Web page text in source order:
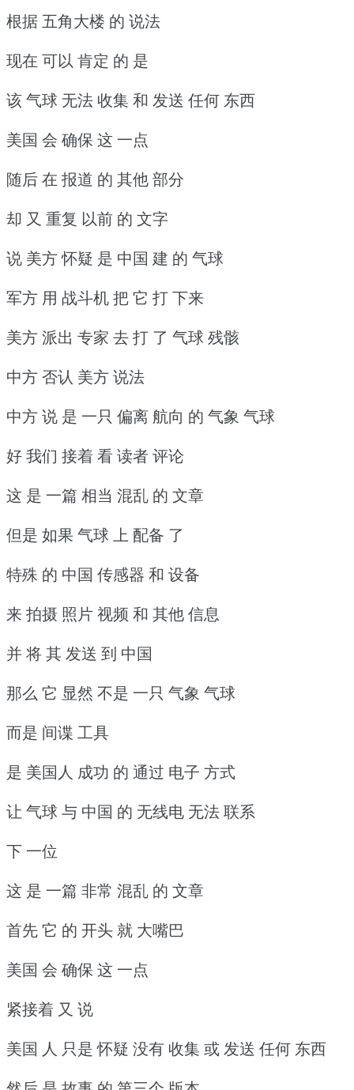
根据 五角大楼 的 说法
现在 可以 肯定 的 是
该 气球 无法 收集 和 发送 任何 东西
美国 会 确保 这 一点
随后 在 报道 的 其他 部分
却 又 重复 以前 的 文字
说 美方 怀疑 是 中国 建 的 气球
军方 用 战斗机 把 它 打 下来
美方 派出 专家 去 打 了 气球 残骸
中方 否认 美方 说法
中方 说 是 一只 偏离 航向 的 气象 气球
好 我们 接着 看 读者 评论
这 是 一篇 相当 混乱 的 文章
但是 如果 气球 上 配备 了
特殊 的 中国 传感器 和 设备
来 拍摄 照片 视频 和 其他 信息
并 将 其 发送 到 中国
那么 它 显然 不是 一只 气象 气球
而是 间谍 工具
是 美国人 成功 的 通过 电子 方式
让 气球 与 中国 的 无线电 无法 联系
下 一位
这 是 一篇 非常 混乱 的 文章
首先 它 的 开头 就 大嘴巴
美国 会 确保 这 一点
紧接着 又 说
美国 人 只是 怀疑 没有 收集 或 发送 任何 东西